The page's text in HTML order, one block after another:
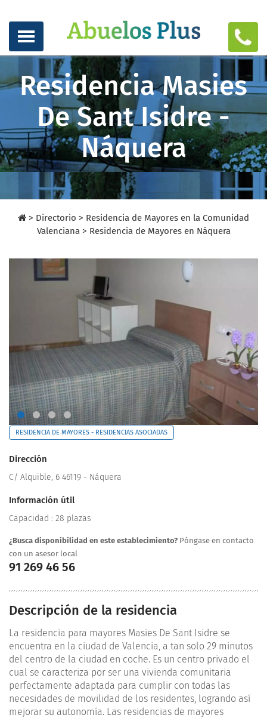
Residencia Masies
De Sant Isidre -
Náquera
> Directorio > Residencia de Mayores en la Comunidad
Valenciana > Residencia de Mayores en Náquera
RESIDENCIA DE MAYORES - RESIDENCIAS ASOCIADAS
Dirección
C/ Alquible, 6 46119 - Náquera
Información útil
Capacidad : 28 plazas
¿Busca disponibilidad en este establecimiento? Póngase en contacto
con un asesor local
91 269 46 56
Descripción de la residencia
La residencia para mayores Masies De Sant Isidre se
encuentra en la ciudad de Valencia, a tan solo 29 minutos
del centro de la ciudad en coche. Es un centro privado el
cual se caracteriza por ser una vivienda comunitaria
perfectamente adaptada para cumplir con todas las
necesidades de movilidad de los residentes, logrando así
mejorar su autonomía. Las residencias de mayores